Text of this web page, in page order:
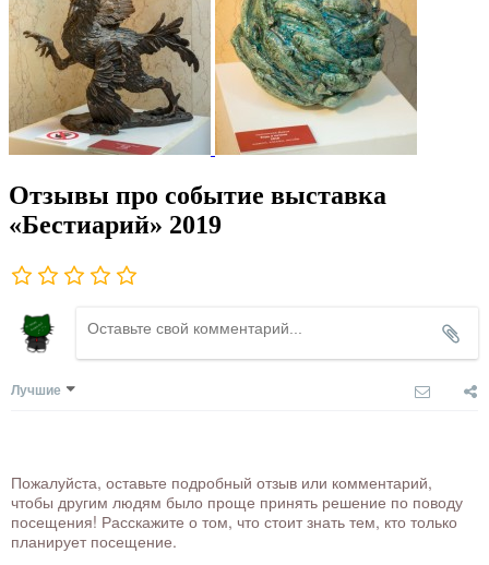
Отзывы про событие выставка
«Бестиарий» 2019
Лучшие
Пожалуйста, оставьте подробный отзыв или комментарий,
чтобы другим людям было проще принять решение по поводу
посещения! Расскажите о том, что стоит знать тем, кто только
планирует посещение.